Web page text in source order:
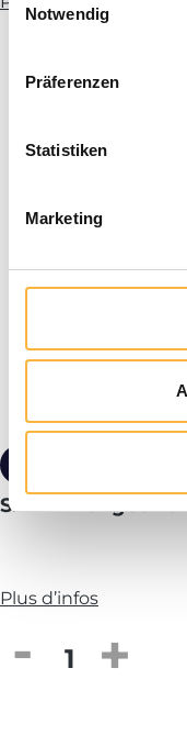
Notwendig
Präferenzen
Statistiken
Marketing
Quantité de
SIPA® Mangeoire
Plus d’infos
Quantité de